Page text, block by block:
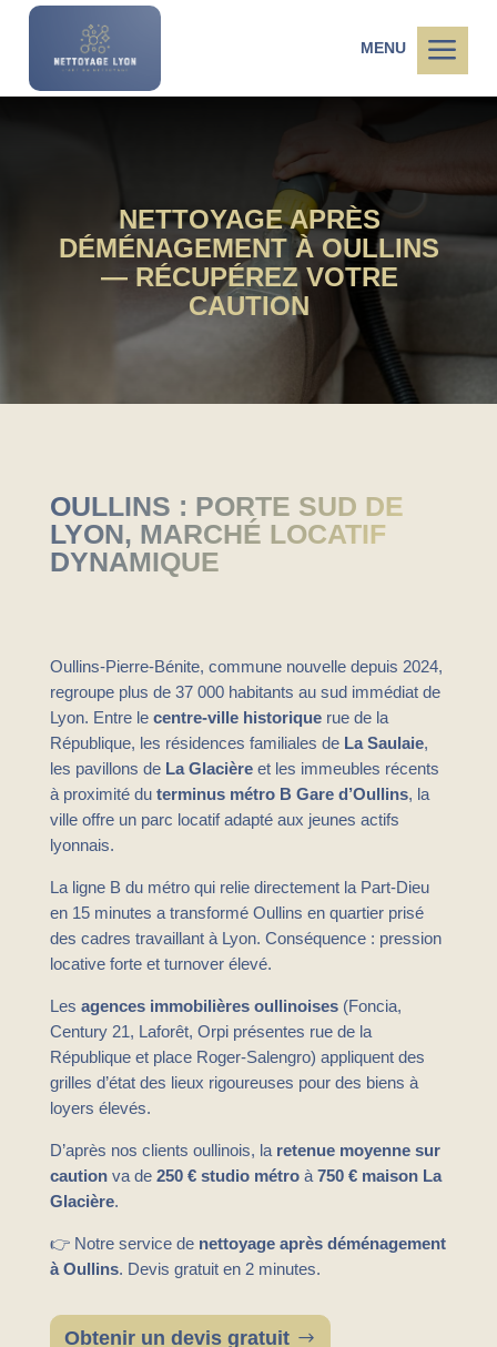
MENU a
NETTOYAGE APRÈS
DÉMÉNAGEMENT À OULLINS
— RÉCUPÉREZ VOTRE
CAUTION
OULLINS : PORTE SUD DE
LYON, MARCHÉ LOCATIF
DYNAMIQUE
Oullins-Pierre-Bénite, commune nouvelle depuis 2024,
regroupe plus de 37 000 habitants au sud immédiat de
Lyon. Entre le centre-ville historiquerue de la
République, les résidences familiales de La Saulaie,
les pavillons de La Glacièreet les immeubles récents
à proximité du terminus métro B Gare d’Oullins, la
ville offre un parc locatif adapté aux jeunes actifs
lyonnais.
La ligne B du métro qui relie directement la Part-Dieu
en 15 minutes a transformé Oullins en quartier prisé
des cadres travaillant à Lyon. Conséquence : pression
locative forte et turnover élevé.
Les agences immobilières oullinoises(Foncia,
Century 21, Laforêt, Orpi présentes rue de la
République et place Roger-Salengro) appliquent des
grilles d’état des lieux rigoureuses pour des biens à
loyers élevés.
D’après nos clients oullinois, la retenue moyenne sur
cautionva de 250 € studio métroà 750 € maison La
Glacière.
👉 Notre service de nettoyage après déménagement
à Oullins. Devis gratuit en 2 minutes.
Obtenir un devis gratuit